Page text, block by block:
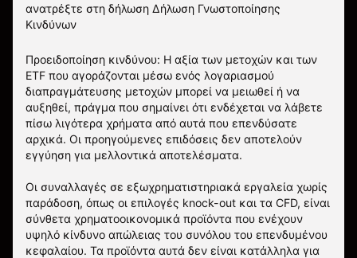
ανατρέξτε στη δήλωση Δήλωση Γνωστοποίησης
Κινδύνων
Προειδοποίηση κινδύνου: Η αξία των μετοχών και των
ETF που αγοράζονται μέσω ενός λογαριασμού
διαπραγμάτευσης μετοχών μπορεί να μειωθεί ή να
αυξηθεί, πράγμα που σημαίνει ότι ενδέχεται να λάβετε
πίσω λιγότερα χρήματα από αυτά που επενδύσατε
αρχικά. Οι προηγούμενες επιδόσεις δεν αποτελούν
εγγύηση για μελλοντικά αποτελέσματα.
Οι συναλλαγές σε εξωχρηματιστηριακά εργαλεία χωρίς
παράδοση, όπως οι επιλογές knock-out και τα CFD, είναι
σύνθετα χρηματοοικονομικά προϊόντα που ενέχουν
υψηλό κίνδυνο απώλειας του συνόλου του επενδυμένου
κεφαλαίου. Τα προϊόντα αυτά δεν είναι κατάλληλα για